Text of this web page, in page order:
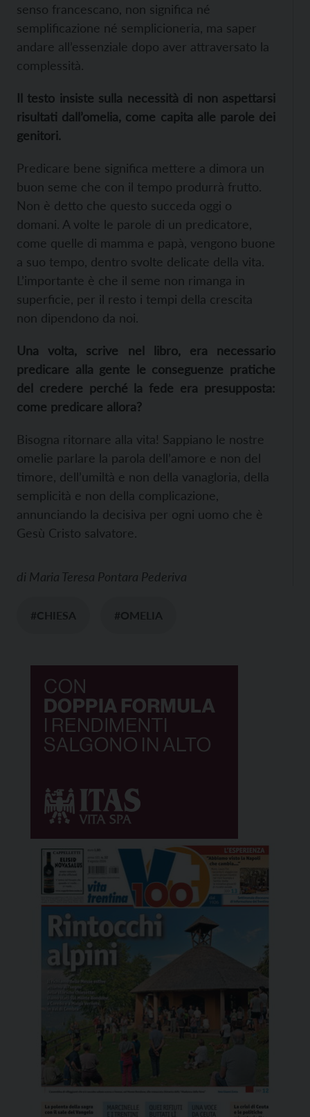
senso francescano, non significa né
semplificazione né semplicioneria, ma saper
andare all’essenziale dopo aver attraversato la
complessità.
Il testo insiste sulla necessità di non aspettarsi
risultati dall’omelia, come capita alle parole dei
genitori.
Predicare bene significa mettere a dimora un
buon seme che con il tempo produrrà frutto.
Non è detto che questo succeda oggi o
domani. A volte le parole di un predicatore,
come quelle di mamma e papà, vengono buone
a suo tempo, dentro svolte delicate della vita.
L’importante è che il seme non rimanga in
superficie, per il resto i tempi della crescita
non dipendono da noi.
Una volta, scrive nel libro, era necessario
predicare alla gente le conseguenze pratiche
del credere perché la fede era presupposta:
come predicare allora?
Bisogna ritornare alla vita! Sappiano le nostre
omelie parlare la parola dell’amore e non del
timore, dell’umiltà e non della vanagloria, della
semplicità e non della complicazione,
annunciando la decisiva per ogni uomo che è
Gesù Cristo salvatore.
di Maria Teresa Pontara Pederiva
#CHIESA #OMELIA